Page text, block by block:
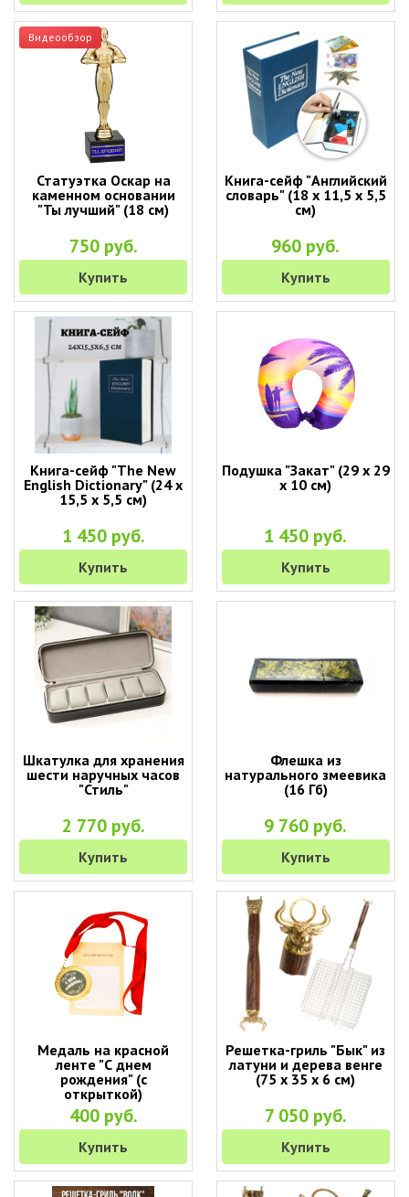
Видеообзор
Статуэтка Оскар на
каменном основании
"Ты лучший" (18 см)
750 руб.
Купить
Книга-сейф "Английский
словарь" (18 х 11,5 х 5,5
см)
960 руб.
Купить
Книга-сейф "The New
English Dictionary" (24 х
15,5 х 5,5 см)
1 450 руб.
Купить
Подушка "Закат" (29 х 29
х 10 см)
1 450 руб.
Купить
Шкатулка для хранения
шести наручных часов
"Стиль"
2 770 руб.
Купить
Флешка из
натурального змеевика
(16 Гб)
9 760 руб.
Купить
Медаль на красной
ленте "С днем
рождения" (с
открыткой)
400 руб.
Купить
Решетка-гриль "Бык" из
латуни и дерева венге
(75 х 35 х 6 см)
7 050 руб.
Купить